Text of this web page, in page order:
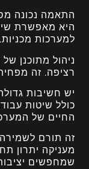
התאמה נכונה
היא מאפשרת
למערכות
ניהול מתוכנן
רציפה. זה
יש חשיבות
כולל שיטות
החיים של
זה תורם
מעניקה יתרון
שמחפשים